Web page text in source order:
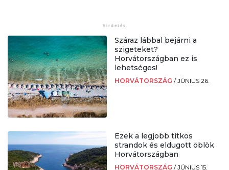
Száraz lábbal bejárni a
szigeteket?
Horvátországban ez is
lehetséges!
HORVÁTORSZÁG /JÚNIUS 26.
Ezek a legjobb titkos
strandok és eldugott öblök
Horvátországban
HORVÁTORSZÁG /JÚNIUS 15.